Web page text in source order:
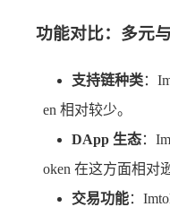
功能对比：多元
支持链种类：
en 相对较少。
DApp 生态：
oken 在这方面相对
交易功能：